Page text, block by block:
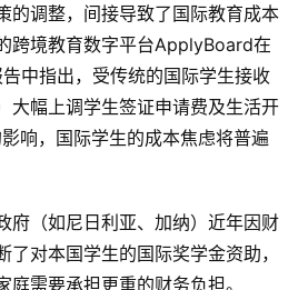
的调整，间接导致了国际教育成本
跨境教育数字平台ApplyBoard在
中指出，受传统的国际学生接收
大幅上调学生签证申请费及生活开
响，国际学生的成本焦虑将普遍
府（如尼日利亚、加纳）近年因财
对本国学生的国际奖学金资助，
需要承担更重的财务负担。